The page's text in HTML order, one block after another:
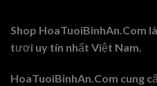
Shop HoaTuoiBinhAn.Com
tươi uy tín nhất Việt Nam.
HoaTuoiBinhAn.Com cung